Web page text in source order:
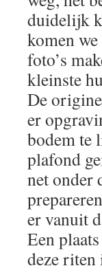
duidelijk
komen
foto’s
kleinste
De
er
bodem te
plafond
net onder
er vanuit
Een
deze riten